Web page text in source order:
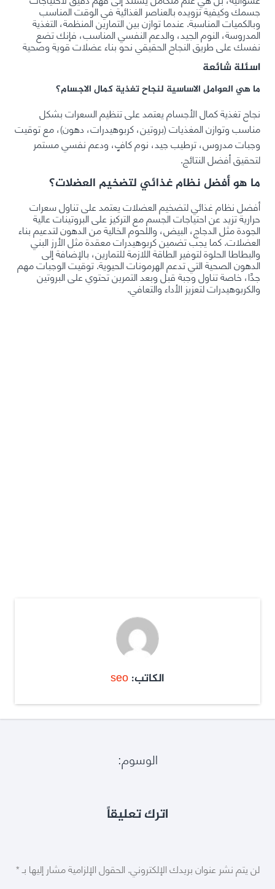
جسمك وكيفية تزويده بالعناصر الغذائية في الوقت المناسب
وبالكميات المناسبة. عندما توازن بين التمارين المنظمة، التغذية
المدروسة، النوم الجيد، والدعم النفسي المناسب، فإنك تضع
نفسك على طريق النجاح الحقيقي نحو بناء عضلات قوية وصحية
اسئلة شائعة
ما هي العوامل الاساسية لنجاح تغذية كمال الاجسام؟
نجاح تغذية كمال الأجسام يعتمد على تنظيم السعرات بشكل
مناسب وتوازن المغذيات (بروتين، كربوهيدرات، دهون)، مع توقيت
وجبات مدروس، ترطيب جيد، نوم كافٍ، ودعم نفسي مستمر
لتحقيق أفضل النتائج.
ما هو أفضل نظام غذائي لتضخيم العضلات؟
أفضل نظام غذائي لتضخيم العضلات يعتمد على تناول سعرات
حرارية تزيد عن احتياجات الجسم مع التركيز على البروتينات عالية
الجودة مثل الدجاج، البيض، واللحوم الخالية من الدهون لتدعيم بناء
العضلات. كما يجب تضمين كربوهيدرات معقدة مثل الأرز البني
والبطاطا الحلوة لتوفير الطاقة اللازمة للتمارين، بالإضافة إلى
الدهون الصحية التي تدعم الهرمونات الحيوية. توقيت الوجبات مهم
جدًا، خاصة تناول وجبة قبل وبعد التمرين تحتوي على البروتين
والكربوهيدرات لتعزيز الأداء والتعافي.
الكاتب: seo
الوسوم:
اترك تعليقاً
لن يتم نشر عنوان بريدك الإلكتروني.الحقول الإلزامية مشار إليها بـ*